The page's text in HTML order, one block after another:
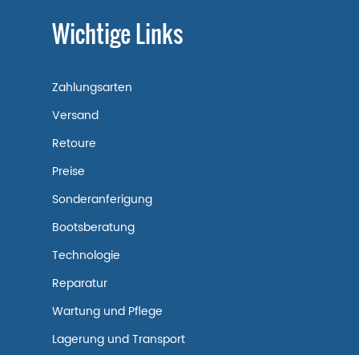
Wichtige Links
Zahlungsarten
Versand
Retoure
Preise
Sonderanferigung
Bootsberatung
Technologie
Reparatur
Wartung und Pflege
Lagerung und Transport